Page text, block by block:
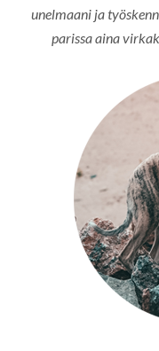
unelmaani ja
parissa aina